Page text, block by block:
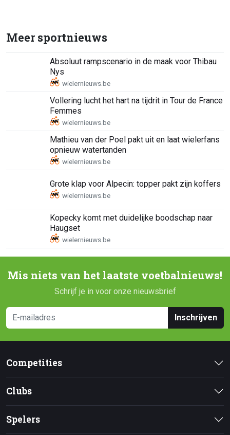
Meer sportnieuws
Absoluut rampscenario in de maak voor Thibau
Nys
Vollering lucht het hart na tijdrit in Tour de France
Femmes
Mathieu van der Poel pakt uit en laat wielerfans
opnieuw watertanden
Grote klap voor Alpecin: topper pakt zijn koffers
Kopecky komt met duidelijke boodschap naar
Haugset
Mis niets van het laatste voetbalnieuws!
Schrijf je in voor onze nieuwsbrief
Inschrijven
Competities
Clubs
Spelers